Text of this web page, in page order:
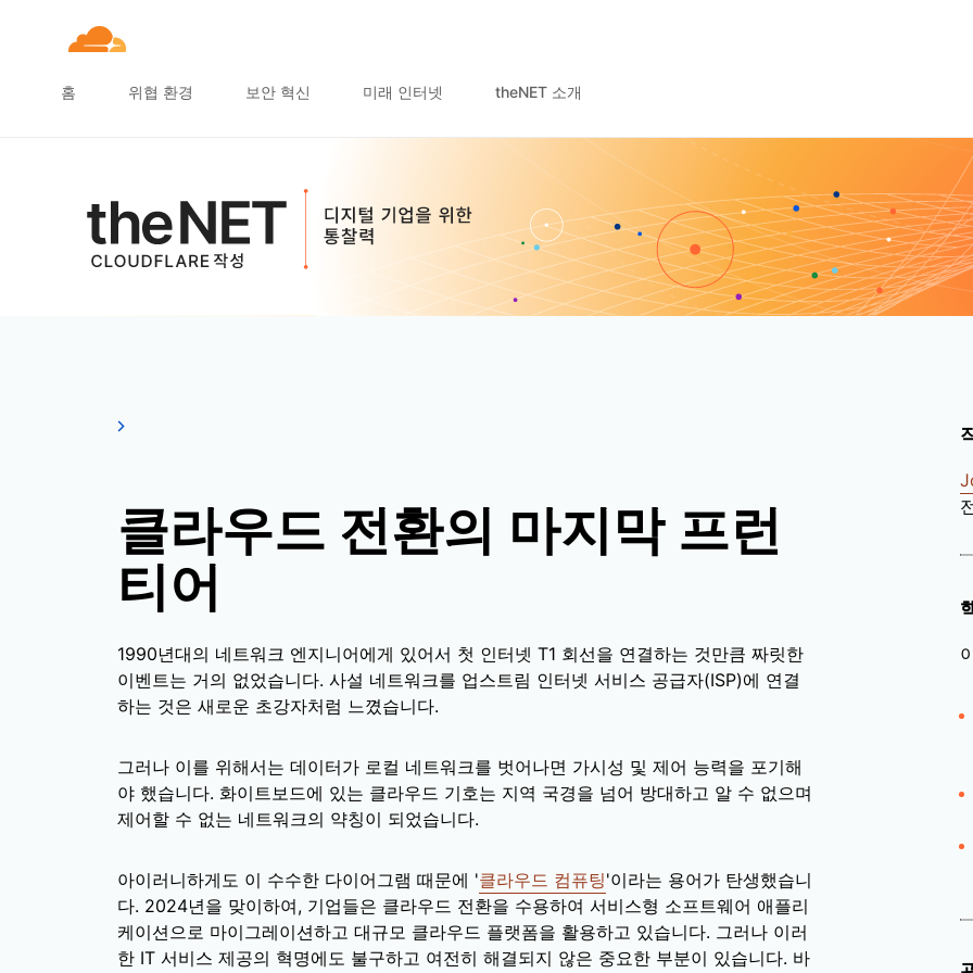
홈 위협 환경 보안 혁신 미래 인터넷 theNET 소개
클라우드 전환의 마지막 프런
티어
1990년대의 네트워크 엔지니어에게 있어서 첫 인터넷 T1 회선을 연결하는 것만큼 짜릿한
이벤트는 거의 없었습니다. 사설 네트워크를 업스트림 인터넷 서비스 공급자(ISP)에 연결
하는 것은 새로운 초강자처럼 느꼈습니다.
그러나 이를 위해서는 데이터가 로컬 네트워크를 벗어나면 가시성 및 제어 능력을 포기해
야 했습니다. 화이트보드에 있는 클라우드 기호는 지역 국경을 넘어 방대하고 알 수 없으며
제어할 수 없는 네트워크의 약칭이 되었습니다.
아이러니하게도 이 수수한 다이어그램 때문에 '클라우드 컴퓨팅'이라는 용어가 탄생했습니
다. 2024년을 맞이하여, 기업들은 클라우드 전환을 수용하여 서비스형 소프트웨어 애플리
케이션으로 마이그레이션하고 대규모 클라우드 플랫폼을 활용하고 있습니다. 그러나 이러
한 IT 서비스 제공의 혁명에도 불구하고 여전히 해결되지 않은 중요한 부분이 있습니다. 바